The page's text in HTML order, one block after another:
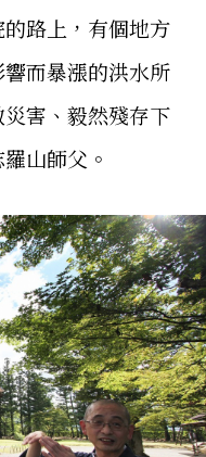
路上，有個地方
而暴漲的洪水所
害、毅然殘存下
山師父。